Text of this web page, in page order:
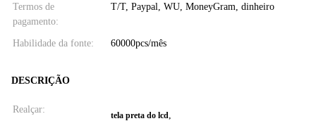
Termos de
pagamento:
T/T, Paypal, WU, MoneyGram, dinheiro
Habilidade da fonte: 60000pcs/mês
DESCRIÇÃO
Realçar:
tela preta do lcd